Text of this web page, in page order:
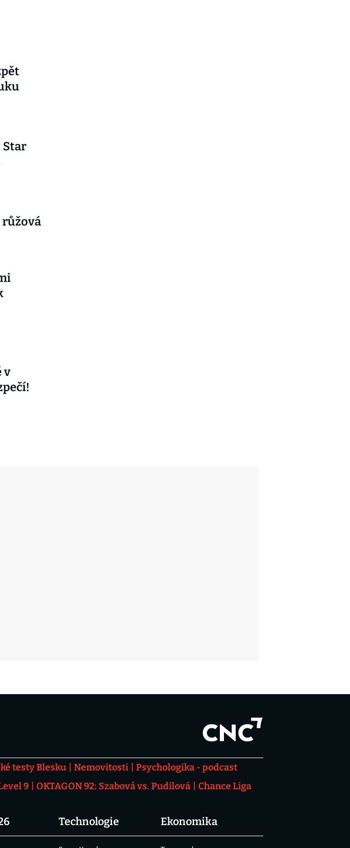
Star
růžová
v
testy Blesku Nemovitosti
Psychologika - podcast
9 OKTAGON 92: Szabová vs. Pudilová
Chance Liga
Technologie Ekonomika